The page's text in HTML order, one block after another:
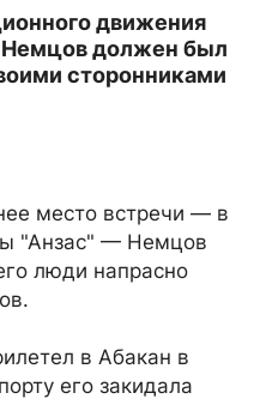
движения
должен был
сторонниками
место встречи — в
"Анзас" — Немцов
люди напрасно
в Абакан в
его закидала